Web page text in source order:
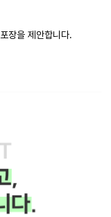
장을 제안합니다.